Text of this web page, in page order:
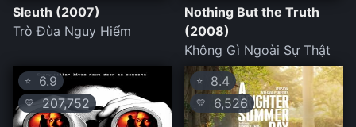
Sleuth (2007)
Trò Đùa Nguy Hiểm
Nothing But the Truth
(2008)
Không Gì Ngoài Sự Thật
⭐ 6.9
💛207,752
⭐ 8.4
💛 6,526